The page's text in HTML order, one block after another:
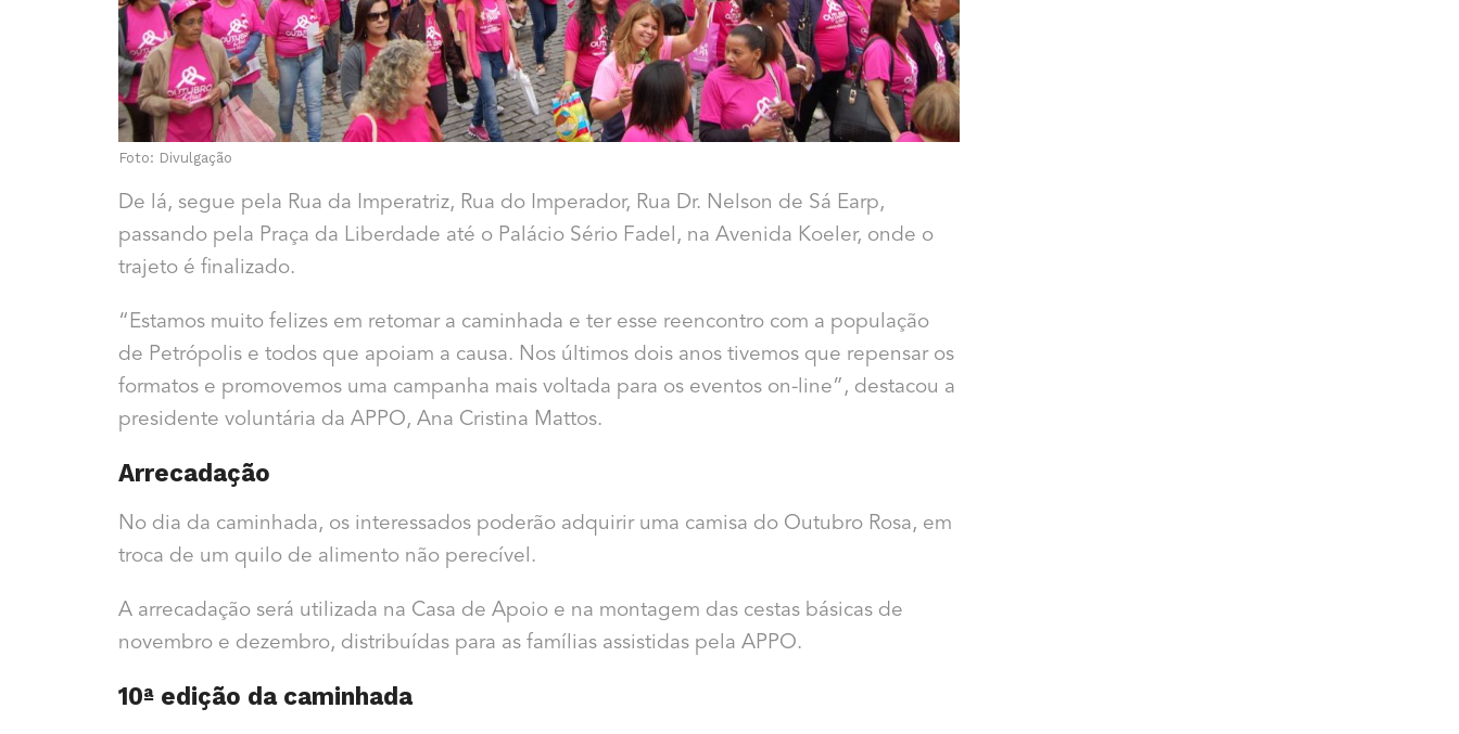
Foto: Divulgação
De lá, segue pela Rua da Imperatriz, Rua do Imperador, Rua Dr. Nelson de Sá Earp,
passando pela Praça da Liberdade até o Palácio Sério Fadel, na Avenida Koeler, onde o
trajeto é finalizado.
“Estamos muito felizes em retomar a caminhada e ter esse reencontro com a população
de Petrópolis e todos que apoiam a causa. Nos últimos dois anos tivemos que repensar os
formatos e promovemos uma campanha mais voltada para os eventos on-line”, destacou a
presidente voluntária da APPO, Ana Cristina Mattos.
Arrecadação
No dia da caminhada, os interessados poderão adquirir uma camisa do Outubro Rosa, em
troca de um quilo de alimento não perecível.
A arrecadação será utilizada na Casa de Apoio e na montagem das cestas básicas de
novembro e dezembro, distribuídas para as famílias assistidas pela APPO.
10ª edição da caminhada